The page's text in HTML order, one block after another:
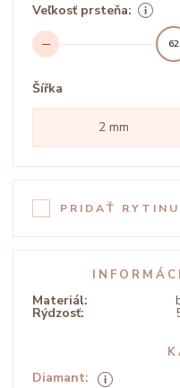
Veľkosť prsteňa:
62
Šířka
2 mm
PRIDAŤ RYTINU
Materiál:
Rýdzosť:
Diamant: